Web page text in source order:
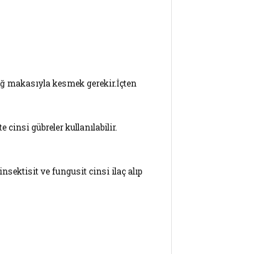
makasıyla kesmek gerekir.İçten
cinsi gübreler kullanılabilir.
ve fungusit cinsi ilaç alıp